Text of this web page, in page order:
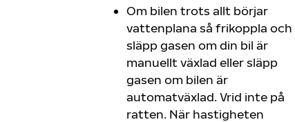
Om bilen trots allt börjar
vattenplana så frikoppla och
släpp gasen om din bil är
manuellt växlad eller släpp
gasen om bilen är
automatväxlad. Vrid inte på
ratten. När hastigheten